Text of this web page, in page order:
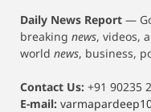
Daily News Report —
breaking news, videos,
world news, business,
Contact Us: +91 90235
E-mail: